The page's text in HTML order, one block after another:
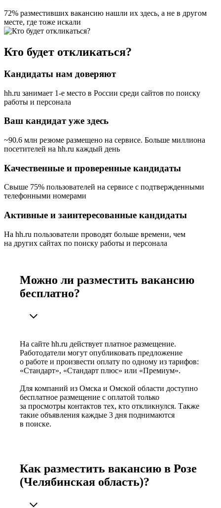
72% разместивших вакансию нашли их здесь, а не в другом
месте, где тоже искали
Кто будет откликаться?
Кандидаты нам доверяют
hh.ru занимает 1-е место в России среди сайтов по поиску
работы и персонала
Ваш кандидат уже здесь
~90.6 млн резюме размещено на сервисе. Больше миллиона
посетителей на hh.ru каждый день
Качественные и проверенные кандидаты
Свыше 75% пользователей на сервисе с подтвержденными
телефонными номерами
Активные и заинтересованные кандидаты
На hh.ru пользователи проводят больше времени, чем
на других сайтах по поиску работы и персонала
Можно ли разместить вакансию
бесплатно?
На сайте hh.ru действует платное размещение.
Работодатели могут опубликовать предложение
о работе и произвести оплату по одному из тарифов:
«Стандарт», «Стандарт плюс» или «Премиум».
Для компаний из Омска и Омской области доступно
бесплатное размещение с оплатой только
за просмотры контактов тех, кто откликнулся. Также
такие объявления каждые 3 дня поднимаются
в поиске.
Как разместить вакансию в Розе
(Челябинская область)?